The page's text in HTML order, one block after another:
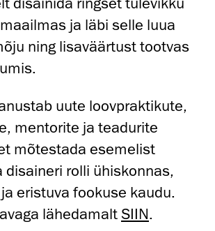
ja läbi selle luua
ning lisaväärtust tootvas
uute loovpraktikute,
mentorite ja teadurite
mõtestada esemelist
disaineri rolli ühiskonnas,
eristuva fookuse kaudu.
lähedamaltSIIN.